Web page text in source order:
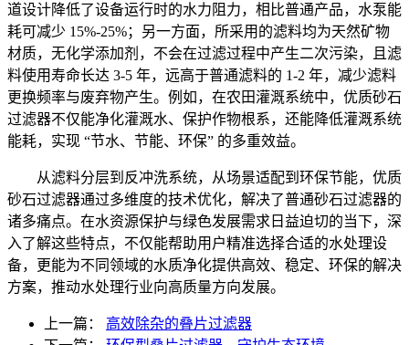
道设计降低了设备运行时的水力阻力，相比普通产品，水泵能
耗可减少 15%-25%；另一方面，所采用的滤料均为天然矿物
材质，无化学添加剂，不会在过滤过程中产生二次污染，且滤
料使用寿命长达 3-5 年，远高于普通滤料的 1-2 年，减少滤料
更换频率与废弃物产生。例如，在农田灌溉系统中，优质砂石
过滤器不仅能净化灌溉水、保护作物根系，还能降低灌溉系统
能耗，实现 “节水、节能、环保” 的多重效益。
从滤料分层到反冲洗系统，从场景适配到环保节能，优质
砂石过滤器通过多维度的技术优化，解决了普通砂石过滤器的
诸多痛点。在水资源保护与绿色发展需求日益迫切的当下，深
入了解这些特点，不仅能帮助用户精准选择合适的水处理设
备，更能为不同领域的水质净化提供高效、稳定、环保的解决
方案，推动水处理行业向高质量方向发展。
上一篇： 高效除杂的叠片过滤器